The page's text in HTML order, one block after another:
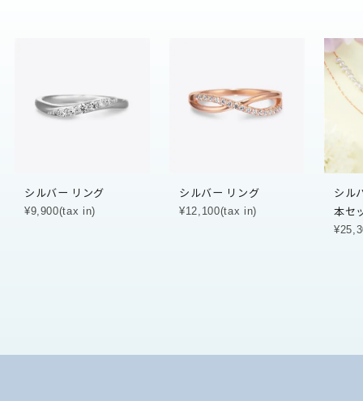
シルバー リング
¥9,900(tax in)
シルバー リング
¥12,100(tax in)
シル
本セ